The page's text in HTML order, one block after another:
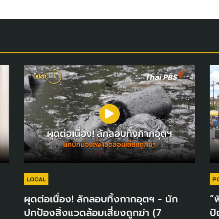
LOCAL
ผุดต่อเนื่อง! ลักลอบทิ้งกากอุตฯ - นัก
ปกป้องสิ่งแวดล้อมเสี่ยงถูกฆ่า (7
“
ปั